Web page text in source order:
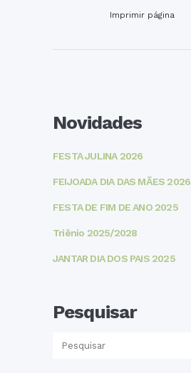
Imprimir página
Novidades
FESTA JULINA 2026
FEIJOADA DIA DAS MÃES 2026
FESTA DE FIM DE ANO 2025
Triênio 2025/2028
JANTAR DIA DOS PAIS 2025
Pesquisar